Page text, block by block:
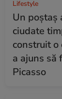
Lifestyle
Un poștaș
ciudate
construit o
a ajuns să
Picasso